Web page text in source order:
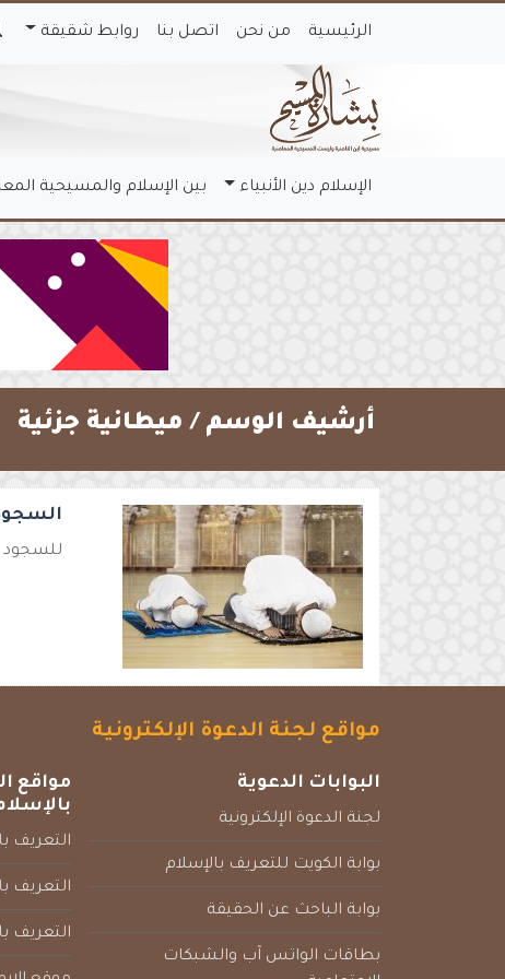
الرئيسية من نحن اتصل بنا روابط شقيقة
الإسلام دين الأنبياء بين الإسلام والمسيحية
أرشيف الوسم / ميطانية جزئية
للسجود
مواقع لجنة الدعوة الإلكترونية
البوابات الدعوية
لجنة الدعوة الإلكترونية
بوابة الكويت للتعريف بالإسلام
بوابة الباحث عن الحقيقة
بطاقات الواتس آب والشبكات
مواقع
التعريف
التعريف
التعريف